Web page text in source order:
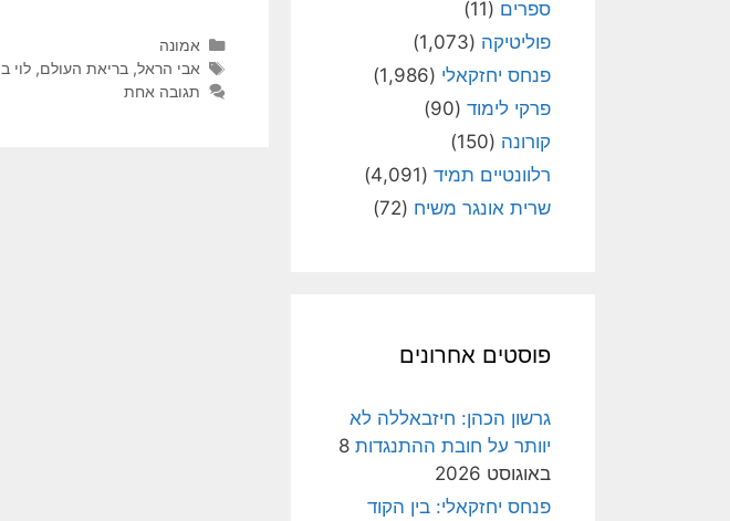
קטגוריות
אמונה
תגיות
אבי הראל, בריאת העולם, לוי
תגובה אחת
ספרים (11)
פוליטיקה (1,073)
פנחס יחזקאלי (1,986)
פרקי לימוד (90)
קורונה (150)
רלוונטיים תמיד (4,091)
שרית אונגר משיח (72)
פוסטים אחרונים
גרשון הכהן: חיזבאללה לא
יוותר על חובת ההתנגדות 8
באוגוסט 2026
פנחס יחזקאלי: בין הקוד